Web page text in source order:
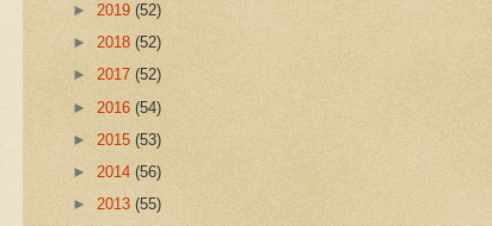
► 2019 (52)
► 2018 (52)
► 2017 (52)
► 2016 (54)
► 2015 (53)
► 2014 (56)
► 2013 (55)